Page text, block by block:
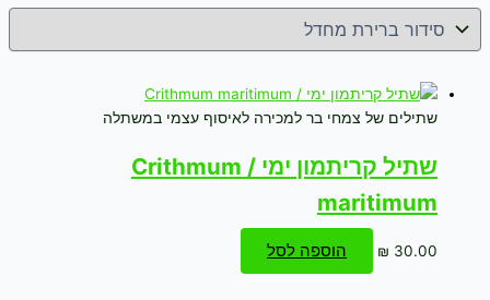
שתילים של צמחי בר למכירה לאיסוף עצמי במשתלה
שתיל קריתמון ימי / Crithmum
maritimum
₪ 30.00 הוספה לסל